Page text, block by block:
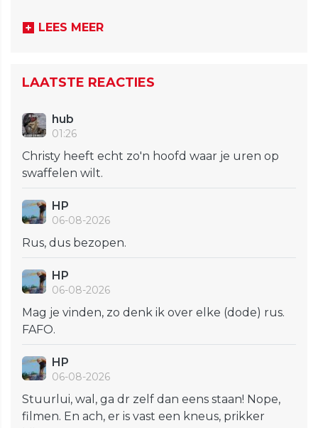
LEES MEER
LAATSTE REACTIES
hub
01:26
Christy heeft echt zo'n hoofd waar je uren op
swaffelen wilt.
HP
06-08-2026
Rus, dus bezopen.
HP
06-08-2026
Mag je vinden, zo denk ik over elke (dode) rus.
FAFO.
HP
06-08-2026
Stuurlui, wal, ga dr zelf dan eens staan! Nope,
filmen. En ach, er is vast een kneus, prikker